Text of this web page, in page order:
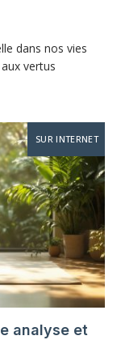
dans nos vies
vertus
SUR INTERNET
analyse et